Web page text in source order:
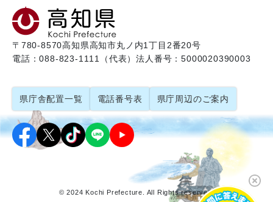
〒780-8570高知県高知市丸ノ内1丁目2番20号
電話：088-823-1111（代表）法人番号：5000020390003
県庁舎配置一覧 電話番号表 県庁周辺のご案内
© 2024 Kochi Prefecture. All Rights reserved.